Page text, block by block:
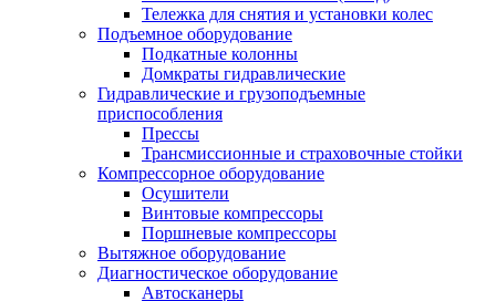
Тележка для снятия и установки колес
Подъемное оборудование
Подкатные колонны
Домкраты гидравлические
Гидравлические и грузоподъемные
приспособления
Прессы
Трансмиссионные и страховочные стойки
Компрессорное оборудование
Осушители
Винтовые компрессоры
Поршневые компрессоры
Вытяжное оборудование
Диагностическое оборудование
Автосканеры